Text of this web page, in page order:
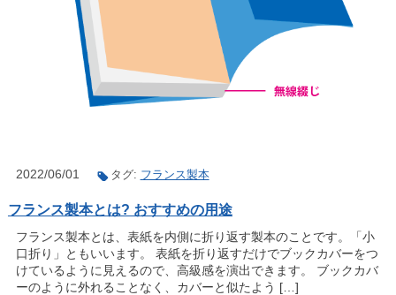
2022/06/01 タグ: フランス製本
フランス製本とは? おすすめの用途
フランス製本とは、表紙を内側に折り返す製本のことです。「小
口折り」ともいいます。 表紙を折り返すだけでブックカバーをつ
けているように見えるので、高級感を演出できます。 ブックカバ
ーのように外れることなく、カバーと似たよう […]